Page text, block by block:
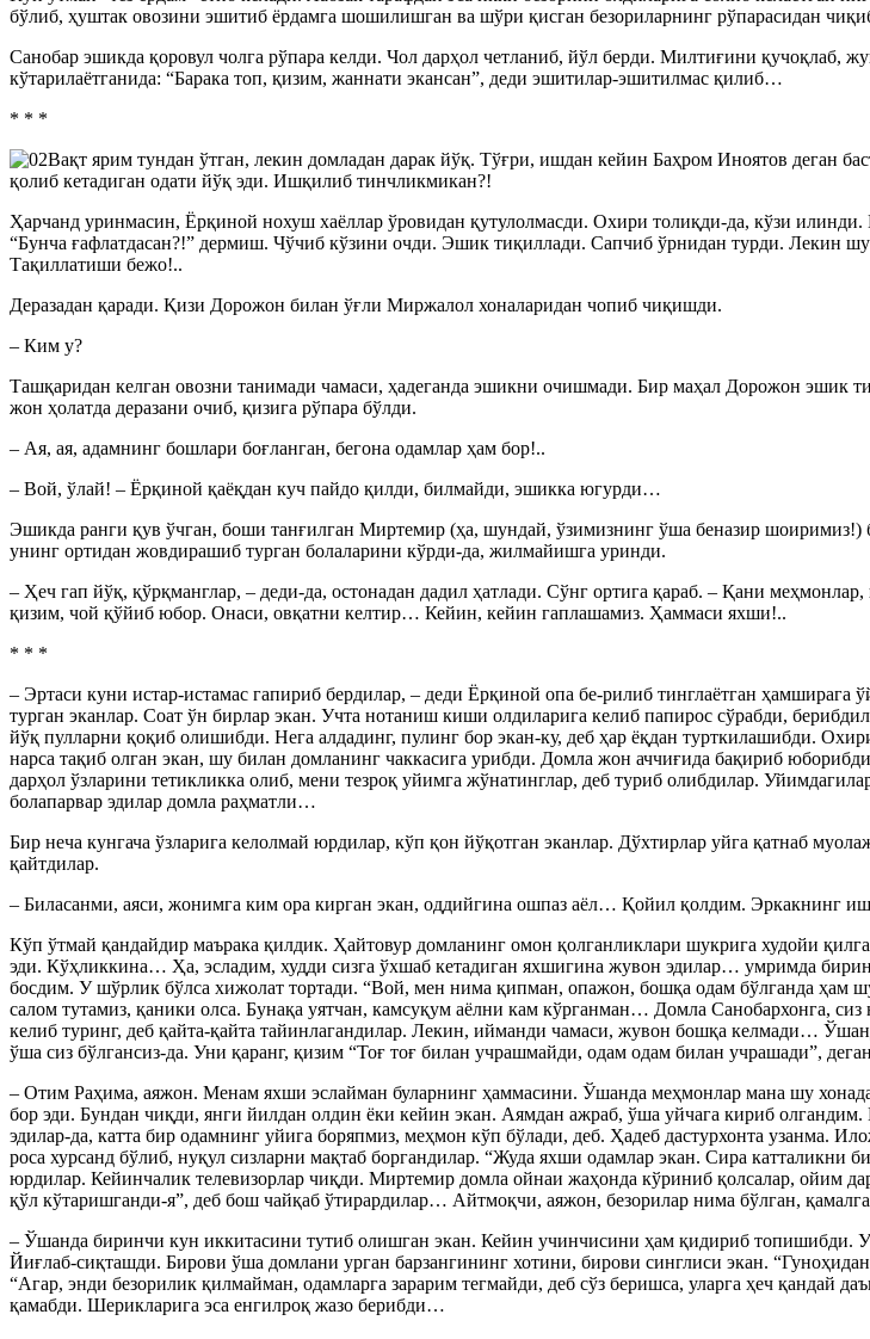
бўлиб, ҳуштак овозини эшитиб ёрдамга шошилишган ва шўри қисган безориларнинг рўпарасидан
Санобар эшикда қоровул чолга рўпара келди. Чол дарҳол четланиб, йўл берди. Милтиғини қучоқлаб,
кўтарилаётганида: “Барака топ, қизим, жаннати экансан”, деди эшитилар-эшитилмас қилиб…
* * *
Вақт ярим тундан ўтган, лекин домладан дарак йўқ. Тўғри, ишдан кейин Баҳром Иноятов деган
қолиб кетадиган одати йўқ эди. Ишқилиб тинчликмикан?!
Ҳарчанд уринмасин, Ёрқиной нохуш хаёллар ўровидан қутулолмасди. Охири толиқди-да, кўзи
“Бунча ғафлатдасан?!” дермиш. Чўчиб кўзини очди. Эшик тиқиллади. Сапчиб ўрнидан турди. Лекин
Тақиллатиши бежо!..
Деразадан қаради. Қизи Дорожон билан ўғли Миржалол хоналаридан чопиб чиқишди.
– Ким у?
Ташқаридан келган овозни танимади чамаси, ҳадеганда эшикни очишмади. Бир маҳал Дорожон эшик
жон ҳолатда деразани очиб, қизига рўпара бўлди.
– Ая, ая, адамнинг бошлари боғланган, бегона одамлар ҳам бор!..
– Вой, ўлай! – Ёрқиной қаёқдан куч пайдо қилди, билмайди, эшикка югурди…
Эшикда ранги қув ўчган, боши танғилган Миртемир (ҳа, шундай, ўзимизнинг ўша беназир
унинг ортидан жовдирашиб турган болаларини кўрди-да, жилмайишга уринди.
– Ҳеч гап йўқ, қўрқманглар, – деди-да, остонадан дадил ҳатлади. Сўнг ортига қараб. – Қани
қизим, чой қўйиб юбор. Онаси, овқатни келтир… Кейин, кейин гаплашамиз. Ҳаммаси яхши!..
* * *
– Эртаси куни истар-истамас гапириб бердилар, – деди Ёрқиной опа бе-рилиб тинглаётган ҳамширага
турган эканлар. Соат ўн бирлар экан. Учта нотаниш киши олдиларига келиб папирос сўрабди,
йўқ пулларни қоқиб олишибди. Нега алдадинг, пулинг бор экан-ку, деб ҳар ёқдан турткилашибди.
нарса тақиб олган экан, шу билан домланинг чаккасига урибди. Домла жон аччиғида бақириб
дарҳол ўзларини тетикликка олиб, мени тезроқ уйимга жўнатинглар, деб туриб олибдилар.
болапарвар эдилар домла раҳматли…
Бир неча кунгача ўзларига келолмай юрдилар, кўп қон йўқотган эканлар. Дўхтирлар уйга қатнаб
қайтдилар.
– Биласанми, аяси, жонимга ким ора кирган экан, оддийгина ошпаз аёл… Қойил қолдим. Эркакнинг
Кўп ўтмай қандайдир маърака қилдик. Ҳайтовур домланинг омон қолганликлари шукрига худойи
эди. Кўҳликкина… Ҳа, эсладим, худди сизга ўхшаб кетадиган яхшигина жувон эдилар… умримда
босдим. У шўрлик бўлса хижолат тортади. “Вой, мен нима қипман, опажон, бошқа одам бўлганда ҳам
салом тутамиз, қаники олса. Бунақа уятчан, камсуқум аёлни кам кўрганман… Домла Санобархонга,
келиб туринг, деб қайта-қайта тайинлагандилар. Лекин, ийманди чамаси, жувон бошқа келмади…
ўша сиз бўлгансиз-да. Уни қаранг, қизим “Тоғ тоғ билан учрашмайди, одам одам билан учрашади”,
– Отим Раҳима, аяжон. Менам яхши эслайман буларнинг ҳаммасини. Ўшанда меҳмонлар мана шу
бор эди. Бундан чиқди, янги йилдан олдин ёки кейин экан. Аямдан ажраб, ўша уйчага кириб
эдилар-да, катта бир одамнинг уйига боряпмиз, меҳмон кўп бўлади, деб. Ҳадеб дастурхонта узанма.
роса хурсанд бўлиб, нуқул сизларни мақтаб боргандилар. “Жуда яхши одамлар экан. Сира
юрдилар. Кейинчалик телевизорлар чиқди. Миртемир домла ойнаи жаҳонда кўриниб қолсалар, ойим
қўл кўтаришганди-я”, деб бош чайқаб ўтирардилар… Айтмоқчи, аяжон, безорилар нима бўлган,
– Ўшанда биринчи кун иккитасини тутиб олишган экан. Кейин учинчисини ҳам қидириб топишибди.
Йиғлаб-сиқташди. Бирови ўша домлани урган барзангининг хотини, бирови синглиси экан.
“Агар, энди безорилик қилмайман, одамларга зарарим тегмайди, деб сўз беришса, уларга ҳеч қандай
қамабди. Шерикларига эса енгилроқ жазо берибди…